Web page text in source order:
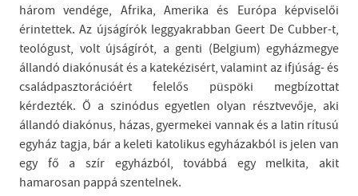
három vendége, Afrika, Amerika és Európa képviselői
érintettek. Az újságírók leggyakrabban Geert De Cubber-t,
teológust, volt újságírót, a genti (Belgium) egyházmegye
állandó diakónusát és a katekézisért, valamint az ifjúság- és
családpasztorációért felelős püspöki megbízottat
kérdezték. Ő a szinódus egyetlen olyan résztvevője, aki
állandó diakónus, házas, gyermekei vannak és a latin rítusú
egyház tagja, bár a keleti katolikus egyházakból is jelen van
egy fő a szír egyházból, továbbá egy melkita, akit
hamarosan pappá szentelnek.